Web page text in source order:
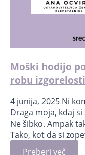
Moški hodijo
robu izgorelosti
4 junija, 2025 Ni
Draga moja, kdaj
Ne šibko. Ampak
Tako, kot da si
Preberi več